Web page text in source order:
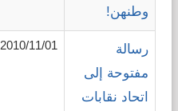
وطنهن!
رسالة
مفتوحة إلى
اتحاد نقابات
2010/11/01